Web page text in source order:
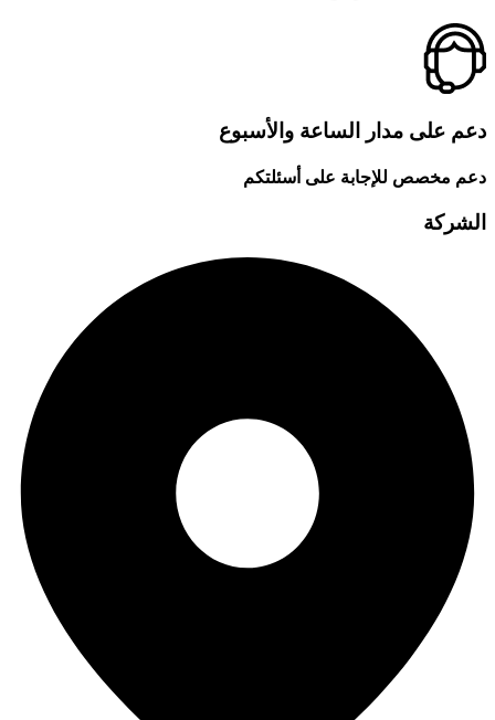
دعم على مدار الساعة والأسبوع
دعم مخصص للإجابة على أسئلتكم
الشركة